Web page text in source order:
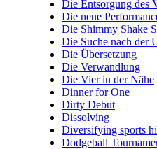
Die Entsorgung des
Die neue
Die Shimmy Shake
Die Suche nach der
Die Übersetzung
Die Verwandlung
Die Vier in der Nähe
Dinner for One
Dirty Debut
Dissolving
Diversifying sports
Dodgeball